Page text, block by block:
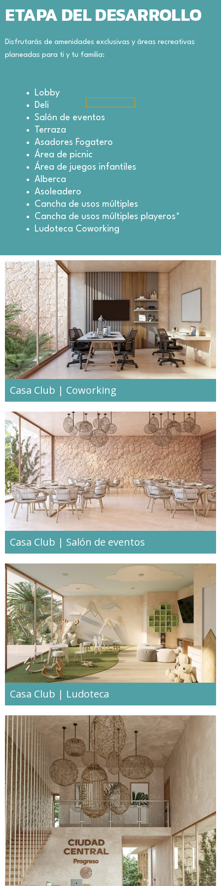
ETAPA DEL DESARROLLO
Disfrutarás de amenidades exclusivas y áreas recreativas
planeadas para ti y tu familia:
Lobby
Deli
Salón de eventos
Terraza
Asadores Fogatero
Área de picnic
Área de juegos infantiles
Alberca
Asoleadero
Cancha de usos múltiples
Cancha de usos múltiples playeros*
Ludoteca Coworking
Casa Club | Coworking
Casa Club | Salón de eventos
Casa Club | Ludoteca